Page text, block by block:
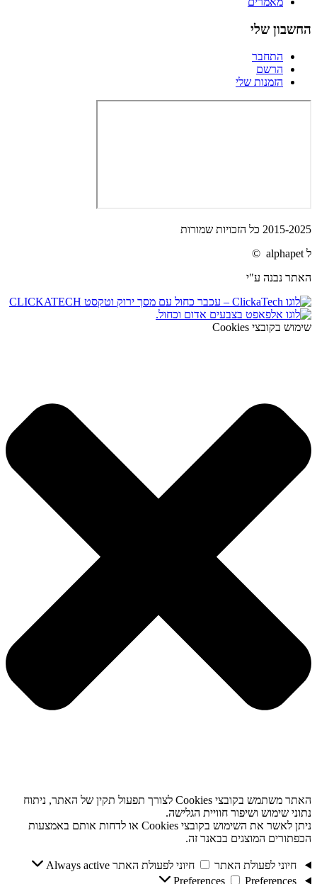
החשבון שלי
התחבר
הרשם
הזמנות שלי
2015-2025 כל הזכויות שמורות
ל alphapet ©
האתר נבנה ע"י
שימוש בקובצי Cookies
האתר משתמש בקובצי Cookies לצורך תפעול תקין של האתר, ניתוח
נתוני שימוש ושיפור חוויית הגלישה.
ניתן לאשר את השימוש בקובצי Cookies או לדחות אותם באמצעות
הכפתורים המוצגים בבאנר זה.
חיוני לפעולת האתר חיוני לפעולת האתר Always active
Preferences
Preferences